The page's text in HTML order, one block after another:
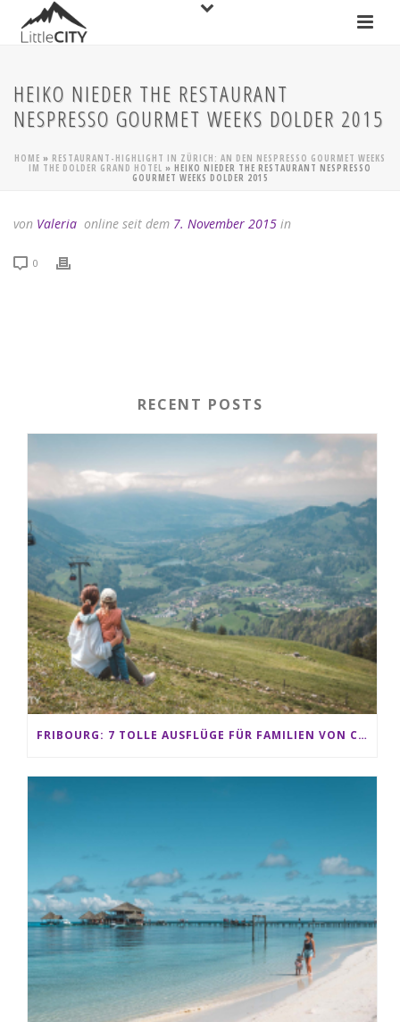
HEIKO NIEDER THE RESTAURANT
NESPRESSO GOURMET WEEKS DOLDER 2015
HOME » RESTAURANT-HIGHLIGHT IN ZÜRICH: AN DEN NESPRESSO GOURMET WEEKS
IM THE DOLDER GRAND HOTEL » HEIKO NIEDER THE RESTAURANT NESPRESSO
GOURMET WEEKS DOLDER 2015
von Valeria online seit dem 7. November 2015 in
0
RECENT POSTS
FRIBOURG: 7 TOLLE AUSFLÜGE FÜR FAMILIEN VON CHARMEY BIS LES PACCOTS